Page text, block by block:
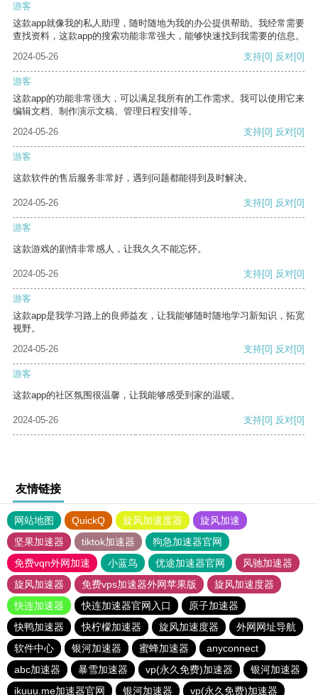
游客
这款app就像我的私人助理，随时随地为我的办公提供帮助。我经常需要
查找资料，这款app的搜索功能非常强大，能够快速找到我需要的信息。
2024-05-26
支持[0] 反对[0]
游客
这款app的功能非常强大，可以满足我所有的工作需求。我可以使用它来
编辑文档、制作演示文稿、管理日程安排等。
2024-05-26
支持[0] 反对[0]
游客
这款软件的售后服务非常好，遇到问题都能得到及时解决。
2024-05-26 支持[0] 反对[0]
游客
这款游戏的剧情非常感人，让我久久不能忘怀。
2024-05-26 支持[0] 反对[0]
游客
这款app是我学习路上的良师益友，让我能够随时随地学习新知识，拓宽
视野。
2024-05-26
支持[0] 反对[0]
游客
这款app的社区氛围很温馨，让我能够感受到家的温暖。
2024-05-26 支持[0] 反对[0]
友情链接
网站地图 QuickQ 旋风加速度器
旋风加速
坚果加速器
tiktok加速器
狗急加速器官网
免费vqn外网加速
小蓝鸟 优途加速器官网
风驰加速器
旋风加速器
免费vps加速器外网苹果版
旋风加速度器
快连加速器
快连加速器官网入口
原子加速器
快鸭加速器
快柠檬加速器 旋风加速度器
外网网址导航
软件中心
银河加速器 蜜蜂加速器
anyconnect
abc加速器
暴雪加速器 vp(永久免费)加速器
银河加速器
ikuuu.me加速器官网
银河加速器 vp(永久免费)加速器